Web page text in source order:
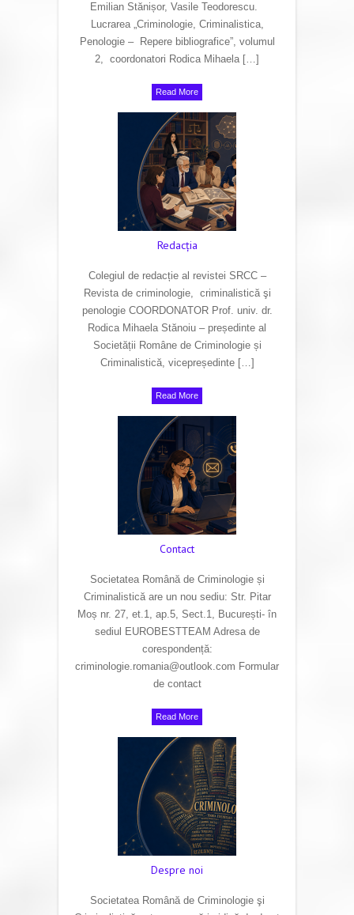
Emilian Stănișor, Vasile Teodorescu.
Lucrarea „Criminologie, Criminalistica,
Penologie – Repere bibliografice”, volumul
2, coordonatori Rodica Mihaela […]
Read More
Redacţia
Colegiul de redacție al revistei SRCC –
Revista de criminologie, criminalistică şi
penologie COORDONATOR Prof. univ. dr.
Rodica Mihaela Stănoiu – președinte al
Societății Române de Criminologie și
Criminalistică, vicepreședinte […]
Read More
Contact
Societatea Română de Criminologie și
Criminalistică are un nou sediu: Str. Pitar
Moș nr. 27, et.1, ap.5, Sect.1, București- în
sediul EUROBESTTEAM Adresa de
corespondență:
criminologie.romania@outlook.com Formular
de contact
Read More
Despre noi
Societatea Română de Criminologie şi